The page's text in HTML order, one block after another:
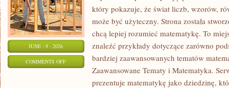
JUNE - 9 - 2026
COMMENTS OFFON
MATEMATYKA
który pokazuje, że świat liczb, wzorów,
może być użyteczny. Strona została
chcą lepiej rozumieć matematykę. To
znaleźć przykłady dotyczące zarówno
bardziej zaawansowanych tematów
Zaawansowane Tematy i Matematyka.
prezentuje matematykę jako dziedzinę,